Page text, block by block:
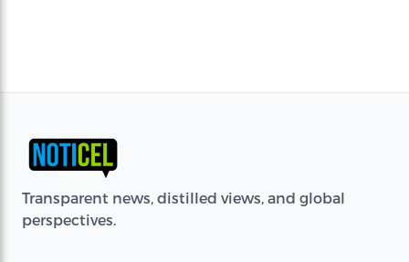
Transparent news, distilled views, and global
perspectives.